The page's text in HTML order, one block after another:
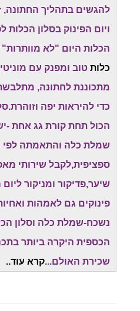
להגשים בתהליך
ויום הפינוק בסלון
הכלות היום "לא
כלות טוב ומפנק עם
מתכוננת לחתונה,
כדי להיראות יפה
הכול תחת קורת גג אחת -
שמלת כלה והתאמתה לפי
ספציפית,לקבל שירותי
שיער,פדיקור ומניקור
פינוקים גם לאמהות
נשכח-שמלת כלה וסלון
הכספית היקרה ביותר
שכירת האולם...קרא עוד..